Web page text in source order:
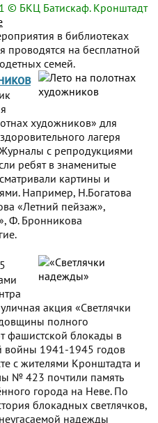
© БКЦ Батискаф. Кронштадт
в библиотеках
проводятся на бесплатной
семей.
художников» для
лагеря
с репродукциями
ребят в знаменитые
картины и
Например, Н.Богатова
«Летний пейзаж»,
Ф. Бронникова
акция «Светлячки
полного
фашистской блокады в
войны 1941-1945 годов
с жителями Кронштадта и
№ 423 почтили память
города на Неве. По
блокадных светлячков,
надежды